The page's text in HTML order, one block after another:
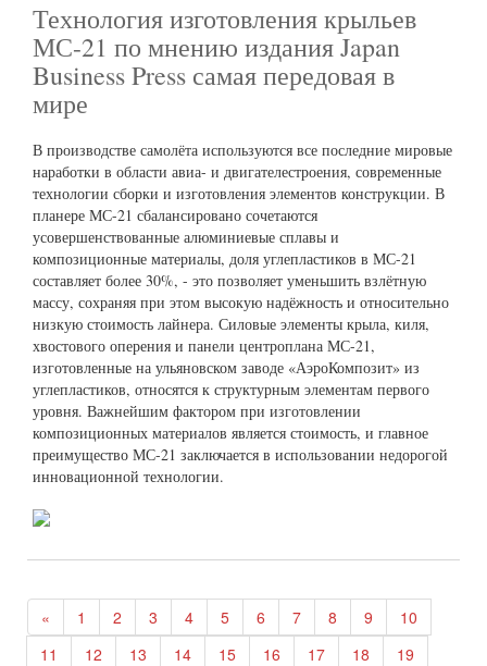
Технология изготовления крыльев
МС-21 по мнению издания Japan
Business Press самая передовая в
мире
В производстве самолёта используются все последние мировые
наработки в области авиа- и двигателестроения, современные
технологии сборки и изготовления элементов конструкции. В
планере МС-21 сбалансировано сочетаются
усовершенствованные алюминиевые сплавы и
композиционные материалы, доля углепластиков в МС-21
составляет более 30%, - это позволяет уменьшить взлётную
массу, сохраняя при этом высокую надёжность и относительно
низкую стоимость лайнера. Силовые элементы крыла, киля,
хвостового оперения и панели центроплана МС-21,
изготовленные на ульяновском заводе «АэроКомпозит» из
углепластиков, относятся к структурным элементам первого
уровня. Важнейшим фактором при изготовлении
композиционных материалов является стоимость, и главное
преимущество МС-21 заключается в использовании недорогой
инновационной технологии.
« 1 2 3 4 5 6 7 8 9
10
11
12 13 14 15 16 17 18 19